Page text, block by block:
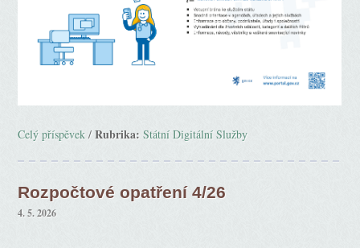
Celý příspěvek /Rubrika: Státní Digitální Služby
Rozpočtové opatření 4/26
4. 5. 2026